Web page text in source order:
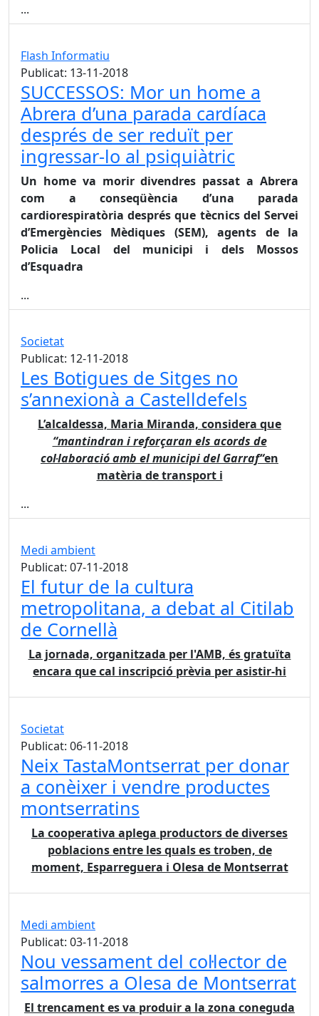
...
Flash Informatiu
Publicat: 13-11-2018
SUCCESSOS: Mor un home a
Abrera d’una parada cardíaca
després de ser reduït per
ingressar-lo al psiquiàtric
Un home va morir divendres passat a Abrera
com a conseqüència d’una parada
cardiorespiratòria després que tècnics del Servei
d’Emergències Mèdiques (SEM), agents de la
Policia Local del municipi i dels Mossos
d’Esquadra
...
Societat
Publicat: 12-11-2018
Les Botigues de Sitges no
s’annexionà a Castelldefels
L’alcaldessa, Maria Miranda, considera que
“mantindran i reforçaran els acords de
col·laboració amb el municipi del Garraf“en
matèria de transport i
...
Medi ambient
Publicat: 07-11-2018
El futur de la cultura
metropolitana, a debat al Citilab
de Cornellà
La jornada, organitzada per l'AMB, és gratuïta
encara que cal inscripció prèvia per asistir-hi
Societat
Publicat: 06-11-2018
Neix TastaMontserrat per donar
a conèixer i vendre productes
montserratins
La cooperativa aplega productors de diverses
poblacions entre les quals es troben, de
moment, Esparreguera i Olesa de Montserrat
Medi ambient
Publicat: 03-11-2018
Nou vessament del col·lector de
salmorres a Olesa de Montserrat
El trencament es va produir a la zona coneguda